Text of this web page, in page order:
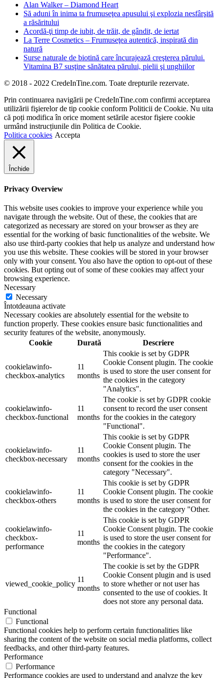
Alan Walker – Diamond Heart
Să aduni în inima ta frumuseţea apusului şi explozia nesfârşită
a răsăritului
Acordă-ţi timp de iubit, de trăit, de gândit, de iertat
La Terre Cosmetics – Frumuseţea autentică, inspirată din
natură
Surse naturale de biotină care încurajează creşterea părului.
Vitamina B7 susţine sănătatea părului, pielii şi unghiilor
© 2018 - 2022 CredeInTine.com. Toate drepturile rezervate.
Prin continuarea navigării pe CredeInTine.com confirmi acceptarea
utilizării fişierelor de tip cookie conform Politicii de Cookie. Nu uita
că poți modifica în orice moment setările acestor fişiere cookie
urmând instrucțiunile din Politica de Cookie.
Politica cookies Accepta
Închide
Privacy Overview
This website uses cookies to improve your experience while you
navigate through the website. Out of these, the cookies that are
categorized as necessary are stored on your browser as they are
essential for the working of basic functionalities of the website. We
also use third-party cookies that help us analyze and understand how
you use this website. These cookies will be stored in your browser
only with your consent. You also have the option to opt-out of these
cookies. But opting out of some of these cookies may affect your
browsing experience.
Necessary
Necessary
Întotdeauna activate
Necessary cookies are absolutely essential for the website to
function properly. These cookies ensure basic functionalities and
security features of the website, anonymously.
Cookie
Durată Descriere
cookielawinfo-
checkbox-analytics
11
months
This cookie is set by GDPR
Cookie Consent plugin. The cookie
is used to store the user consent for
the cookies in the category
"Analytics".
cookielawinfo-
checkbox-functional
11
months
The cookie is set by GDPR cookie
consent to record the user consent
for the cookies in the category
"Functional".
cookielawinfo-
checkbox-necessary
11
months
This cookie is set by GDPR
Cookie Consent plugin. The
cookies is used to store the user
consent for the cookies in the
category "Necessary".
cookielawinfo-
checkbox-others
11
months
This cookie is set by GDPR
Cookie Consent plugin. The cookie
is used to store the user consent for
the cookies in the category "Other.
cookielawinfo-
checkbox-
performance
11
months
This cookie is set by GDPR
Cookie Consent plugin. The cookie
is used to store the user consent for
the cookies in the category
"Performance".
viewed_cookie_policy
11
months
The cookie is set by the GDPR
Cookie Consent plugin and is used
to store whether or not user has
consented to the use of cookies. It
does not store any personal data.
Functional
Functional
Functional cookies help to perform certain functionalities like
sharing the content of the website on social media platforms, collect
feedbacks, and other third-party features.
Performance
Performance
Performance cookies are used to understand and analyze the key